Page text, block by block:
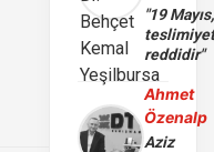
"19 Mayıs,
reddidir"
Ahmet
Özenalp
Aziz